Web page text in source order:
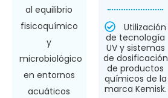
al equilibrio
fisicoquímico
y
microbiológico
en entornos
acuáticos
Utilización
de tecnología
UV y sistemas
de dosificación
de productos
químicos de la
marca Kemisk.